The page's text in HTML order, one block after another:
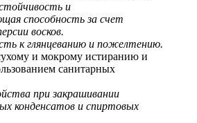
и
способность за счет
восков.
к глянцеванию и пожелтению.
и мокрому истиранию и
санитарных
при закрашивании
конденсатов и спиртовых